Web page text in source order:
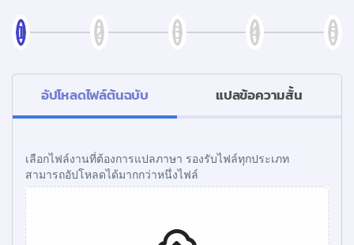
อัปโหลดไฟล์ต้นฉบับ แปลข้อความสั้น
เลือกไฟล์งานที่ต้องการแปลภาษา รองรับไฟล์ทุกประเภท
สามารถอัปโหลดได้มากกว่าหนึ่งไฟล์